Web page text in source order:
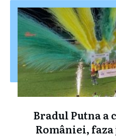
Bradul Putna a
României,